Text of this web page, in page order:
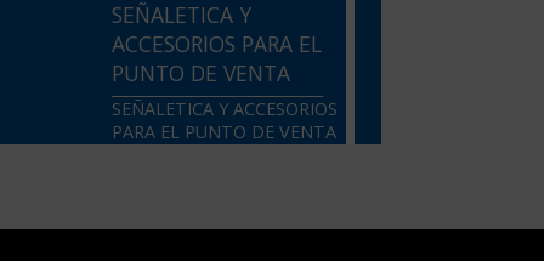
SEÑALETICA Y
ACCESORIOS PARA EL
PUNTO DE VENTA
SEÑALETICA Y ACCESORIOS
PARA EL PUNTO DE VENTA